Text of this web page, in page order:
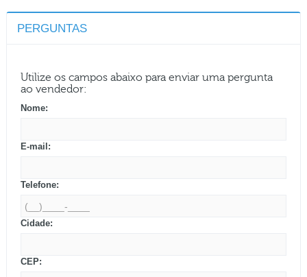
PERGUNTAS
Utilize os campos abaixo para enviar uma pergunta
ao vendedor:
Nome:
E-mail:
Telefone:
Cidade:
CEP: